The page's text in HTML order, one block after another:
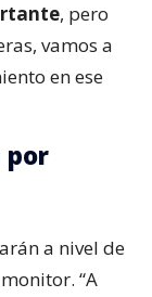
, pero
vamos a
en ese
por
a nivel de
“A